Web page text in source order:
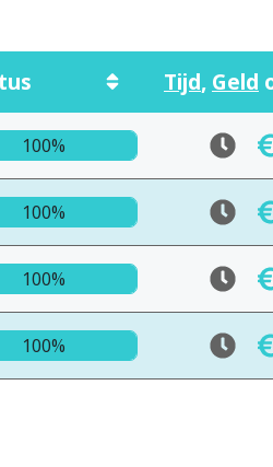
Tijd, Geld
100%
100%
100%
100%